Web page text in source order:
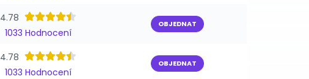
4.78
1033 Hodnocení
OBJEDNAT
4.78
1033 Hodnocení
OBJEDNAT